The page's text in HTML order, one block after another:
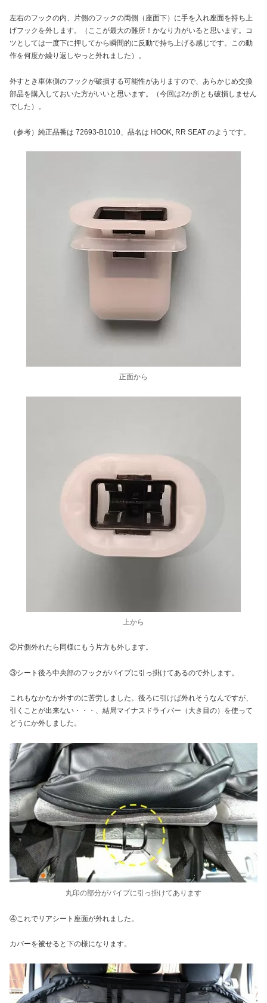
左右のフックの内、片側のフックの両側（座面下）に手を入れ座面を持ち上
げフックを外します。（ここが最大の難所！かなり力がいると思います。コ
ツとしては一度下に押してから瞬間的に反動で持ち上げる感じです。この動
作を何度か繰り返しやっと外れました）。
外すとき車体側のフックが破損する可能性がありますので、あらかじめ交換
部品を購入しておいた方がいいと思います。（今回は2か所とも破損しません
でした）。
（参考）純正品番は 72693-B1010、品名は HOOK, RR SEAT のようです。
正面から
上から
②片側外れたら同様にもう片方も外します。
③シート後ろ中央部のフックがパイプに引っ掛けてあるので外します。
これもなかなか外すのに苦労しました。後ろに引けば外れそうなんですが、
引くことが出来ない・・・、結局マイナスドライバー（大き目の）を使って
どうにか外しました。
丸印の部分がパイプに引っ掛けてあります
④これでリアシート座面が外れました。
カバーを被せると下の様になります。